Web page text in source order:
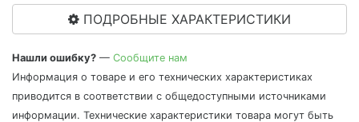
ПОДРОБНЫЕ ХАРАКТЕРИСТИКИ
Нашли ошибку? — Сообщите нам
Информация о товаре и его технических характеристиках
приводится в соответствии с общедоступными источниками
информации. Технические характеристики товара могут быть